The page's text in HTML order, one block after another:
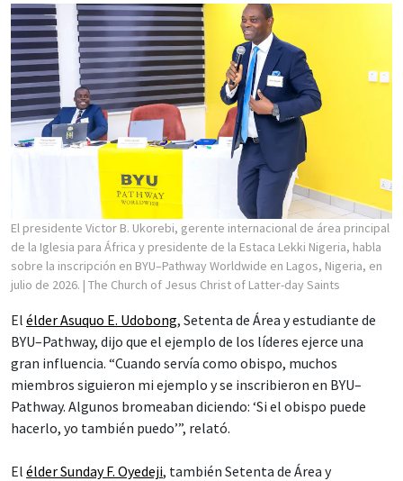
El presidente Victor B. Ukorebi, gerente internacional de área principal
de la Iglesia para África y presidente de la Estaca Lekki Nigeria, habla
sobre la inscripción en BYU–Pathway Worldwide en Lagos, Nigeria, en
julio de 2026. | The Church of Jesus Christ of Latter-day Saints
El élder Asuquo E. Udobong, Setenta de Área y estudiante de
BYU–Pathway, dijo que el ejemplo de los líderes ejerce una
gran influencia. “Cuando servía como obispo, muchos
miembros siguieron mi ejemplo y se inscribieron en BYU–
Pathway. Algunos bromeaban diciendo: ‘Si el obispo puede
hacerlo, yo también puedo’”, relató.
El élder Sunday F. Oyedeji, también Setenta de Área y